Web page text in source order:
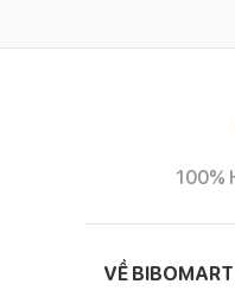
Đặc điểm
100%
VỀ BIBOMART